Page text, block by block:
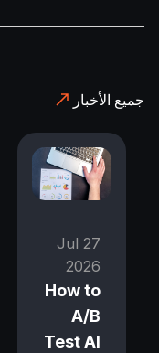
جميع الأخبار
27 Jul
2026
How to
A/B
Test AI